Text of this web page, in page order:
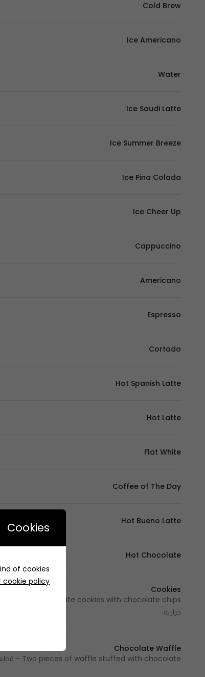
Cold Brew
Ice Americano
Water
Ice Saudi Latte
Ice Summer Breeze
Ice Pina Colada
Ice Cheer Up
Cappuccino
Americano
Espresso
Cortado
Hot Spanish Latte
Hot Latte
Flat White
Coffee of The Day
Hot Bueno Latte
Hot Chocolate
Cookies
حرارية
Chocolate Waffle
Two pieces of waffle stuffed with chocolate - قطعتين من الوافل المحشو بالشوكولاتة 310 Cal - 310 سعرة حرارية
Cookies
of cookies
cookie policy